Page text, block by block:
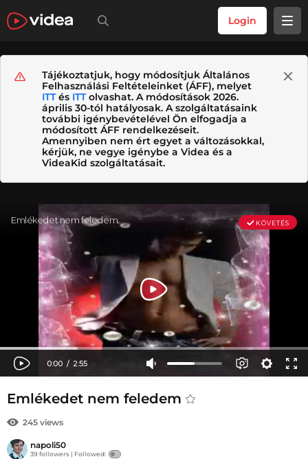
Login
Tájékoztatjuk, hogy módosítjuk Általános
Felhasználási Feltételeinket (ÁFF), melyet
ITTés ITTolvashat. A módosítások 2026.
április 30-tól hatályosak. A szolgáltatásaink
további igénybevételével Ön elfogadja a
módosított ÁFF rendelkezéseit.
Amennyiben nem ért egyet a változásokkal,
kérjük, ne vegye igénybe a Videa és a
VideaKid szolgáltatásait.
Emlékedet nem feledem
245 views
napoli50
39 followers | Followed: